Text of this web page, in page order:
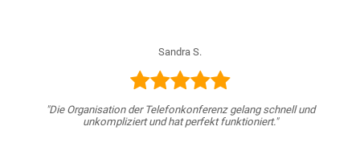
Sandra S.
"Die Organisation der Telefonkonferenz gelang schnell und
unkompliziert und hat perfekt funktioniert."